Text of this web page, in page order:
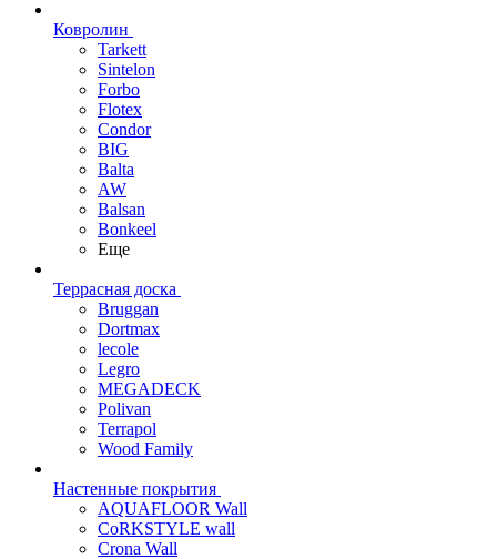
Ковролин
Tarkett
Sintelon
Forbo
Flotex
Condor
BIG
Balta
AW
Balsan
Bonkeel
Еще
Террасная доска
Bruggan
Dortmax
lecole
Legro
MEGADECK
Polivan
Terrapol
Wood Family
Настенные покрытия
AQUAFLOOR Wall
CoRKSTYLE wall
Crona Wall